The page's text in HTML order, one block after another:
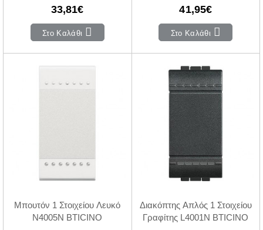
33,81€
Στο Καλάθι
41,95€
Στο Καλάθι
Μπουτόν 1 Στοιχείου Λευκό
N4005N BTICINO
Διακόπτης Απλός 1 Στοιχείου
Γραφίτης L4001N BTICINO